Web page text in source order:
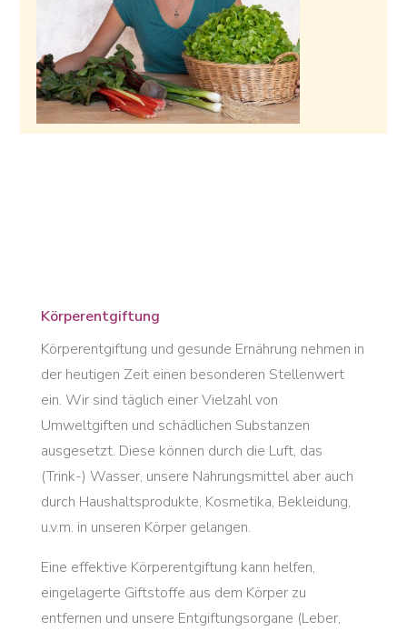
Körperentgiftung
Körperentgiftung und gesunde Ernährung nehmen in
der heutigen Zeit einen besonderen Stellenwert
ein. Wir sind täglich einer Vielzahl von
Umweltgiften und schädlichen Substanzen
ausgesetzt. Diese können durch die Luft, das
(Trink-) Wasser, unsere Nahrungsmittel aber auch
durch Haushaltsprodukte, Kosmetika, Bekleidung,
u.v.m. in unseren Körper gelangen.
Eine effektive Körperentgiftung kann helfen,
eingelagerte Giftstoffe aus dem Körper zu
entfernen und unsere Entgiftungsorgane (Leber,